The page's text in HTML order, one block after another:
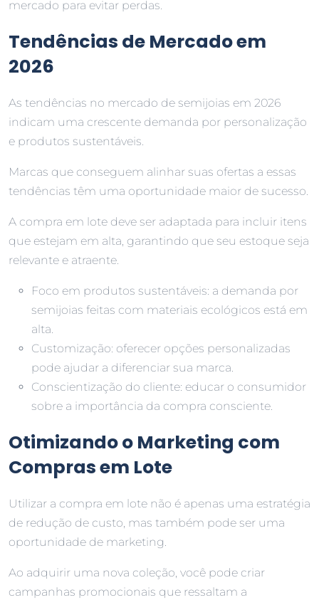
mercado para evitar perdas.
Tendências de Mercado em
2026
As tendências no mercado de semijoias em 2026
indicam uma crescente demanda por personalização
e produtos sustentáveis.
Marcas que conseguem alinhar suas ofertas a essas
tendências têm uma oportunidade maior de sucesso.
A compra em lote deve ser adaptada para incluir itens
que estejam em alta, garantindo que seu estoque seja
relevante e atraente.
Foco em produtos sustentáveis: a demanda por
semijoias feitas com materiais ecológicos está em
alta.
Customização: oferecer opções personalizadas
pode ajudar a diferenciar sua marca.
Conscientização do cliente: educar o consumidor
sobre a importância da compra consciente.
Otimizando o Marketing com
Compras em Lote
Utilizar a compra em lote não é apenas uma estratégia
de redução de custo, mas também pode ser uma
oportunidade de marketing.
Ao adquirir uma nova coleção, você pode criar
campanhas promocionais que ressaltam a